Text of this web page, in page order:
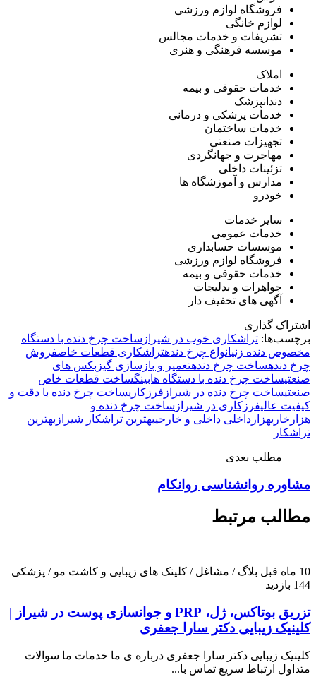
فروشگاه لوازم ورزشی
لوازم خانگی
تشریفات و خدمات مجالس
موسسه فرهنگی و هنری
املاک
خدمات حقوقی و بیمه
دندانپزشک
خدمات پزشکی و درمانی
خدمات ساختمان
تجهیزات صنعتی
مهاجرت و جهانگردی
تزئینات داخلی
مدارس و آموزشگاه ها
خودرو
سایر خدمات
خدمات عمومی
موسسات حسابداری
فروشگاه لوازم ورزشی
خدمات حقوقی و بیمه
جواهرات و بدلیجات
آگهی های تخفیف دار
اشتراک گذاری
برچسب‌ها: تراشکاری خوب در شیراز ساخت چرخ دنده با دستگاه
مخصوص دنده زنیانواع چرخ دندهتراشکاری قطعات خاصفروش
چرخ دندهساخت چرخ دندهتعمیر و بازسازی گیزبکس های
صنعتیساخت چرخ دنده با دستگاه هابینگساخت قطعات خاص
صنعتیساخت چرخ دنده در شیراز فرزکاریساخت چرخ دنده با دقت و
کیفیت عالیفرزکاری در شیراز ساخت چرخ دنده و
هزارخاریهزارداخلی داخلی و خارجیبهترین تراشکار شیراز بهترین
تراشکار
مطلب بعدی
مشاوره روانشناسی روانکام
مطالب مرتبط
10 ماه قبل
بلاگ / مشاغل / کلینک های زیبایی و کاشت مو / پزشکی
144 بازدید
تزریق بوتاکس، ژل، PRP و جوانسازی پوست در شیراز |
کلینیک زیبایی دکتر سارا جعفری
کلینیک زیبایی دکتر سارا جعفری درباره ی ما خدمات ما سوالات
متداول ارتباط سریع تماس با...